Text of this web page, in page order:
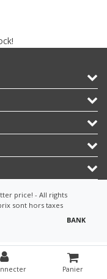
price! - All rights
sont hors taxes
Panier